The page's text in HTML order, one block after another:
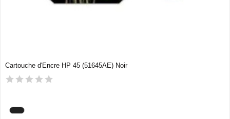
Cartouche d'Encre HP 45 (51645AE) Noir